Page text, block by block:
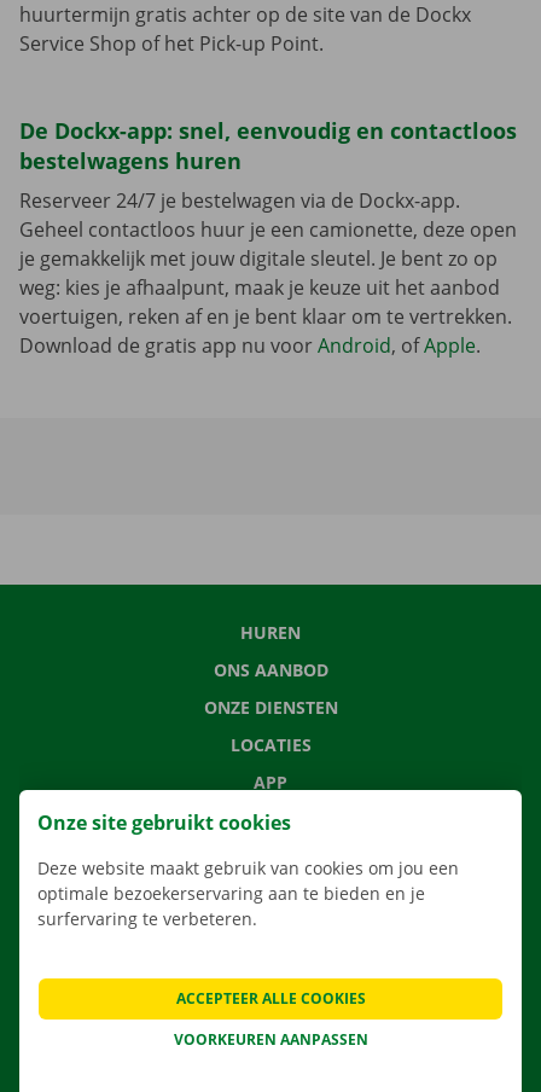
huurtermijn gratis achter op de site van de Dockx
Service Shop of het Pick-up Point.
De Dockx-app: snel, eenvoudig en contactloos
bestelwagens huren
Reserveer 24/7 je bestelwagen via de Dockx-app.
Geheel contactloos huur je een camionette, deze open
je gemakkelijk met jouw digitale sleutel. Je bent zo op
weg: kies je afhaalpunt, maak je keuze uit het aanbod
voertuigen, reken af en je bent klaar om te vertrekken.
Download de gratis app nu voorAndroid, ofApple.
HUREN
ONS AANBOD
ONZE DIENSTEN
LOCATIES
APP
VERHUISOPLOSSINGEN
NIEUWS
CADEAUBON
Onze site gebruikt cookies
Deze website maakt gebruik van cookies om jou een
optimale bezoekerservaring aan te bieden en je
surfervaring te verbeteren.
VOORKEUREN AANPASSEN
ACCEPTEER ALLE COOKIES